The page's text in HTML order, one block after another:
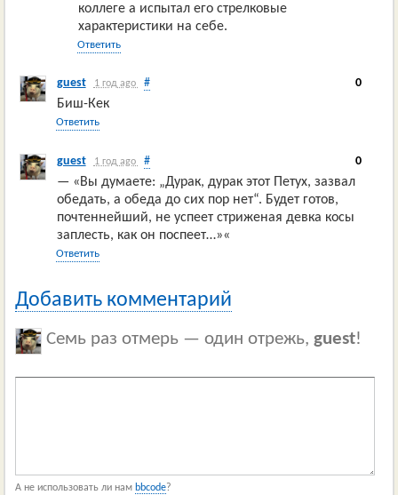
коллеге а испытал его стрелковые
характеристики на себе.
Ответить
guest 1 год ago # 0
Биш-Кек
Ответить
guest 1 год ago # 0
— «Вы думаете: „Дурак, дурак этот Петух, зазвал
обедать, а обеда до сих пор нет“. Будет готов,
почтеннейший, не успеет стриженая девка косы
заплесть, как он поспеет…»«
Ответить
Добавить комментарий
Семь раз отмерь — один отрежь,guest!
А не использовать ли нам bbcode?